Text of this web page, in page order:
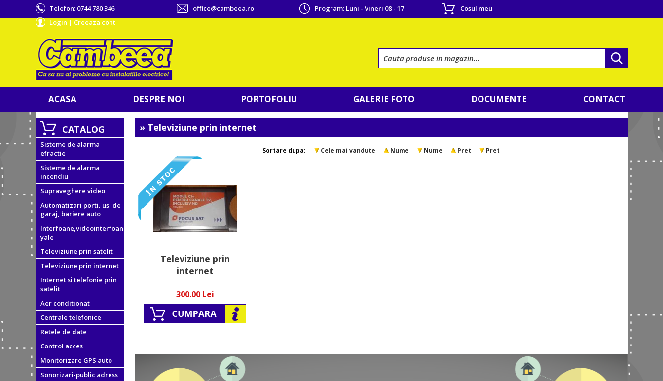
Telefon: 0744 780 346 office@cambeea.ro Program: Luni - Vineri 08 - 17
Cosul meu
Login | Creeaza cont
ACASA DESPRE NOI PORTOFOLIU GALERIE FOTO DOCUMENTE CONTACT
CATALOG
Sisteme de alarma
efractie
Sisteme de alarma
incendiu
Supraveghere video
Automatizari porti, usi de
garaj, bariere auto
Interfoane,videointerfoane,
yale
Televiziune prin satelit
Televiziune prin internet
Internet si telefonie prin
satelit
Aer conditionat
Centrale telefonice
Retele de date
Control acces
Monitorizare GPS auto
Sonorizari-public adress
» Televiziune prin internet
Sortare dupa: Cele mai vandute Nume Nume Pret Pret
Televiziune prin
internet
300.00 Lei